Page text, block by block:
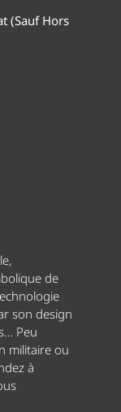
(Sauf Hors
de
son design
Peu
militaire ou
à